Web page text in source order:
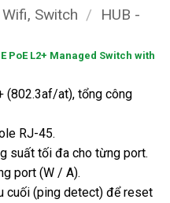
Switch /
HUB -
PoE L2+ Managed Switch with
(802.3af/at), tổng công
RJ-45.
suất tối đa cho từng port.
port (W / A).
cuối (ping detect) để reset